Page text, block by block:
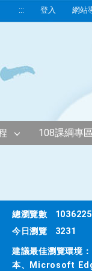
::: 登入 網站
108課綱專區
總瀏覽數
今日瀏覽
3231
建議最佳瀏覽環境
本、Microsoft